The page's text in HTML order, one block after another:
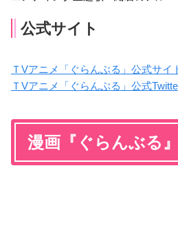
公式サイト
ＴVアニメ「ぐらんぶる」公式サイ
ＴVアニメ「ぐらんぶる」公式
漫画『ぐらんぶる